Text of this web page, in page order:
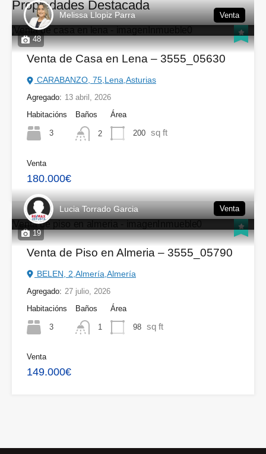
Propiedades Destacada
48
Melissa Llopiz Parra Venta
Venta de Casa en Lena – 3555_05630
CARABANZO, 75,Lena,Asturias
Agregado: 13 abril, 2026
Habitacións
3
Baños
2
Área
200 sq ft
Venta
180.000€
19
Lucia Torrado Garcia Venta
Venta de Piso en Almeria – 3555_05790
BELEN, 2,Almería,Almería
Agregado: 27 julio, 2026
Habitacións
3
Baños
1
Área
98 sq ft
Venta
149.000€